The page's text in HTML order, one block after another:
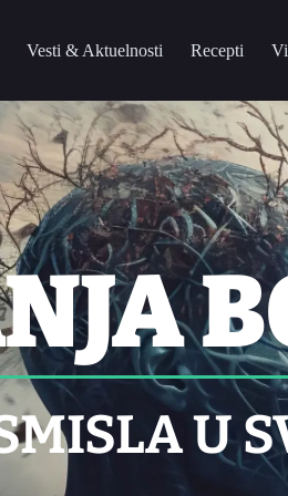
Vesti & Aktuelnosti Recepti
U